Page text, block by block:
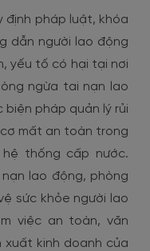
định pháp luật, khóa
dẫn người lao động
yếu tố có hại tại nơi
ngừa tai nạn lao
pháp quản lý rủi
mất an toàn trong
thống cấp nước.
lao động, phòng
sức khỏe người lao
việc an toàn, văn
xuất kinh doanh của